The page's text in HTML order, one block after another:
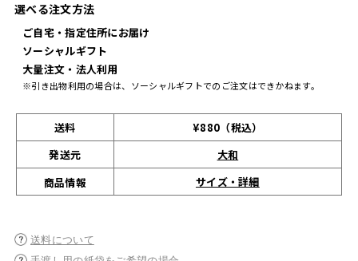
選べる注文方法
ご自宅・指定住所にお届け
ソーシャルギフト
大量注文・法人利用
※引き出物利用の場合は、ソーシャルギフトでのご注文はできかねます。
送料
¥880（税込）
発送元
大和
商品情報
サイズ・詳細
送料について